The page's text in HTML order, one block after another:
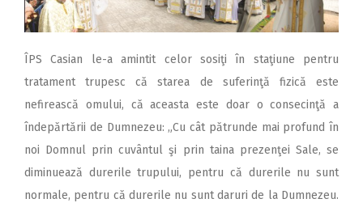
ÎPS Casian le-a amintit celor sosiţi în staţiune pentru
tratament trupesc că starea de suferinţă fizică este
nefirească omului, că aceasta este doar o consecinţă a
îndepărtării de Dumnezeu: „Cu cât pătrunde mai profund în
noi Domnul prin cuvântul şi prin taina prezenţei Sale, se
diminuează durerile trupului, pentru că durerile nu sunt
normale, pentru că durerile nu sunt daruri de la Dumnezeu.